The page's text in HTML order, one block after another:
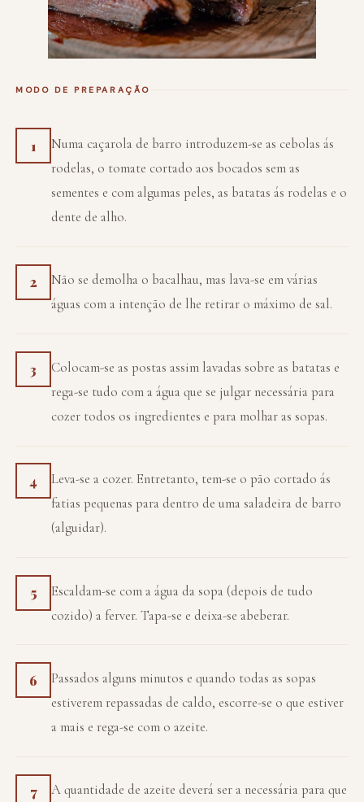
MODO DE PREPARAÇÃO
1
Numa caçarola de barro introduzem-se as cebolas ás
rodelas, o tomate cortado aos bocados sem as
sementes e com algumas peles, as batatas ás rodelas e o
dente de alho.
2
Não se demolha o bacalhau, mas lava-se em várias
águas com a intenção de lhe retirar o máximo de sal.
3
Colocam-se as postas assim lavadas sobre as batatas e
rega-se tudo com a água que se julgar necessária para
cozer todos os ingredientes e para molhar as sopas.
4
Leva-se a cozer. Entretanto, tem-se o pão cortado ás
fatias pequenas para dentro de uma saladeira de barro
(alguidar).
5
Escaldam-se com a água da sopa (depois de tudo
cozido) a ferver. Tapa-se e deixa-se abeberar.
6
Passados alguns minutos e quando todas as sopas
estiverem repassadas de caldo, escorre-se o que estiver
a mais e rega-se com o azeite.
7
A quantidade de azeite deverá ser a necessária para que